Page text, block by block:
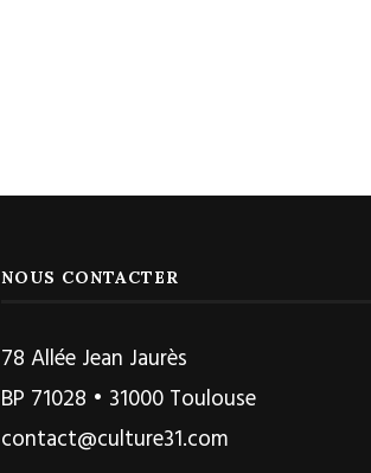
NOUS CONTACTER
78 Allée Jean Jaurès
BP 71028 • 31000 Toulouse
contact@culture31.com